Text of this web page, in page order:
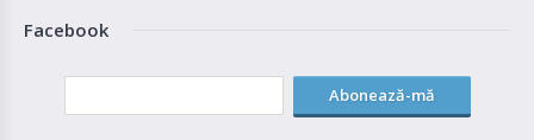
Facebook
Abonează-mă